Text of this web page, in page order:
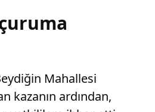
Mahallesi
kazanın ardından,